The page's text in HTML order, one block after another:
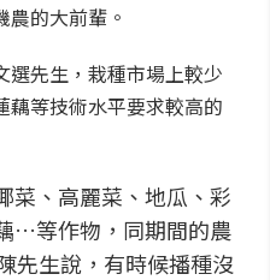
的大前輩。
選先生，栽種市場上較少
藕等技術水平要求較高的
菜、高麗菜、地瓜、彩
…等作物，同期間的農
先生說，有時候播種沒